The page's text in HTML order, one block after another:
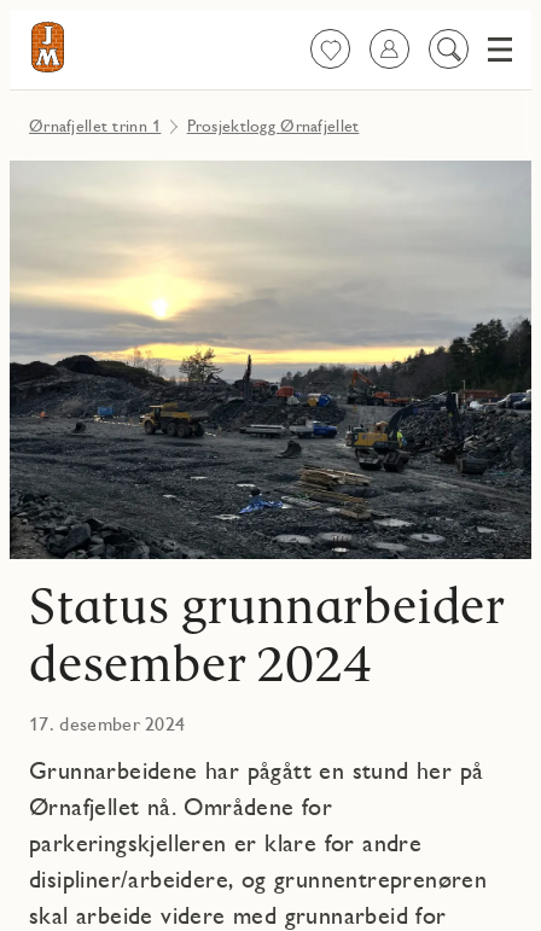
FavoritterLogg inn
Søk
Meny
Ørnafjellet trinn 1 Prosjektlogg Ørnafjellet
Status grunnarbeider
desember 2024
17. desember 2024
Grunnarbeidene har pågått en stund her på
Ørnafjellet nå. Områdene for
parkeringskjelleren er klare for andre
disipliner/arbeidere, og grunnentreprenøren
skal arbeide videre med grunnarbeid for